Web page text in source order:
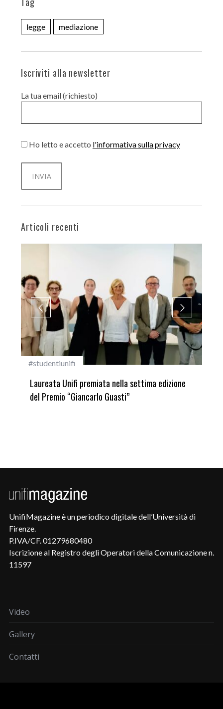
legge mediazione
Iscriviti alla newsletter
La tua email (richiesto)
Ho letto e accetto l'informativa sulla privacy
Articoli recenti
#studentiunifi
Laureata Unifi premiata nella settima edizione
del Premio “Giancarlo Guasti”
UnifiMagazine è un periodico digitale dell’Università di
Firenze.
P.IVA/CF. 01279680480
Iscrizione al Registro degli Operatori della Comunicazione n.
11597
Video
Gallery
Contatti